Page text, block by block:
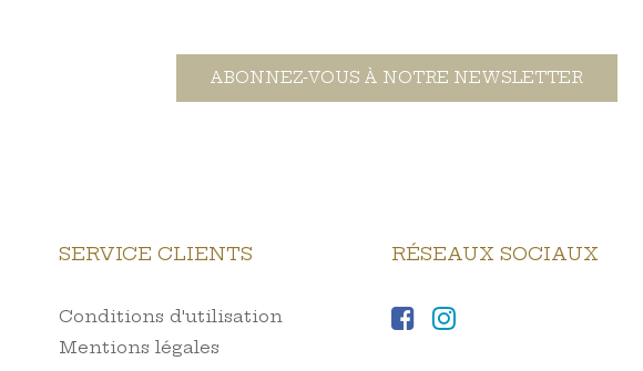
ABONNEZ-VOUS À NOTRE NEWSLETTER
SERVICE CLIENTS
Conditions d'utilisation
Mentions légales
RÉSEAUX SOCIAUX